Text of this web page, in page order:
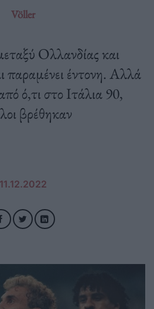
Völler
Ολλανδίας και
παραμένει έντονη. Αλλά
ό,τι στο Ιτάλια 90,
βρέθηκαν
11.12.2022